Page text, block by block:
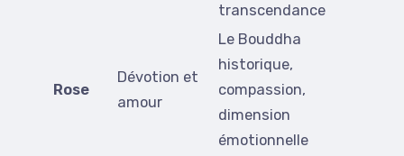
transcendance
Rose
Dévotion et
amour
Le Bouddha
historique,
compassion,
dimension
émotionnelle